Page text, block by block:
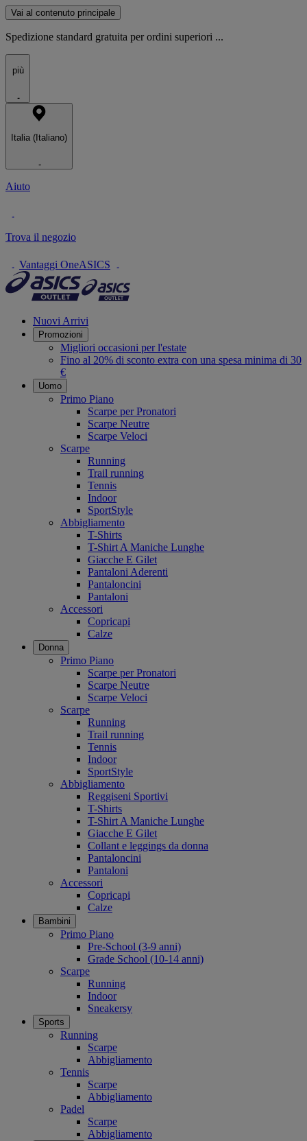
Vai al contenuto principale
Spedizione standard gratuita per ordini superiori ...
più
Italia (Italiano)
Aiuto
Trova il negozio
Vantaggi OneASICS
Nuovi Arrivi
Promozioni
Migliori occasioni per l'estate
Fino al 20% di sconto extra con una spesa minima di 30
€
Uomo
Primo Piano
Scarpe per Pronatori
Scarpe Neutre
Scarpe Veloci
Scarpe
Running
Trail running
Tennis
Indoor
SportStyle
Abbigliamento
T-Shirts
T-Shirt A Maniche Lunghe
Giacche E Gilet
Pantaloni Aderenti
Pantaloncini
Pantaloni
Accessori
Copricapi
Calze
Donna
Primo Piano
Scarpe per Pronatori
Scarpe Neutre
Scarpe Veloci
Scarpe
Running
Trail running
Tennis
Indoor
SportStyle
Abbigliamento
Reggiseni Sportivi
T-Shirts
T-Shirt A Maniche Lunghe
Giacche E Gilet
Collant e leggings da donna
Pantaloncini
Pantaloni
Accessori
Copricapi
Calze
Bambini
Primo Piano
Pre-School (3-9 anni)
Grade School (10-14 anni)
Scarpe
Running
Indoor
Sneakersy
Sports
Running
Scarpe
Abbigliamento
Tennis
Scarpe
Abbigliamento
Padel
Scarpe
Abbigliamento